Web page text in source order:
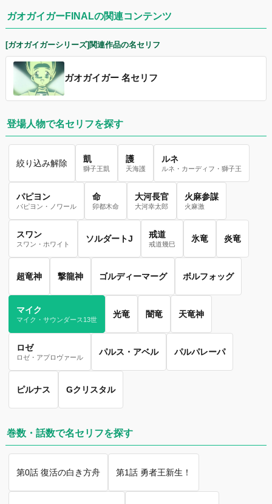
ガオガイガーFINALの関連コンテンツ
[ガオガイガーシリーズ]関連作品の名セリフ
ガオガイガー 名セリフ
登場人物で名セリフを探す
絞り込み解除 凱
獅子王凱
護
天海護
ルネ
ルネ・カーディフ・獅子王
パピヨン
パピヨン・ノワール
命
卯都木命
大河長官
大河幸太郎
火麻参謀
火麻激
スワン
スワン・ホワイト
ソルダートJ 戒道
戒道幾巳
氷竜 炎竜
超竜神 撃龍神 ゴルディーマーグ ボルフォッグ
マイク
マイク・サウンダース13世
光竜 闇竜 天竜神
ロゼ
ロゼ・アプロヴァール
パルス・アベル パルパレーパ
ピルナス Gクリスタル
巻数・話数で名セリフを探す
第0話 復活の白き方舟 第1話 勇者王新生！